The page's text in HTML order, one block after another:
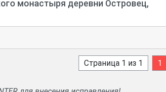
монастыря деревни Островец,
Страница 1 из 1 1